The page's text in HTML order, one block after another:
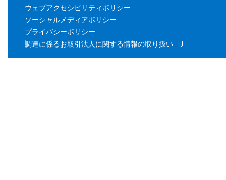
ウェブアクセシビリティポリシー
ソーシャルメディアポリシー
プライバシーポリシー
調達に係るお取引法人に関する情報の取り扱い